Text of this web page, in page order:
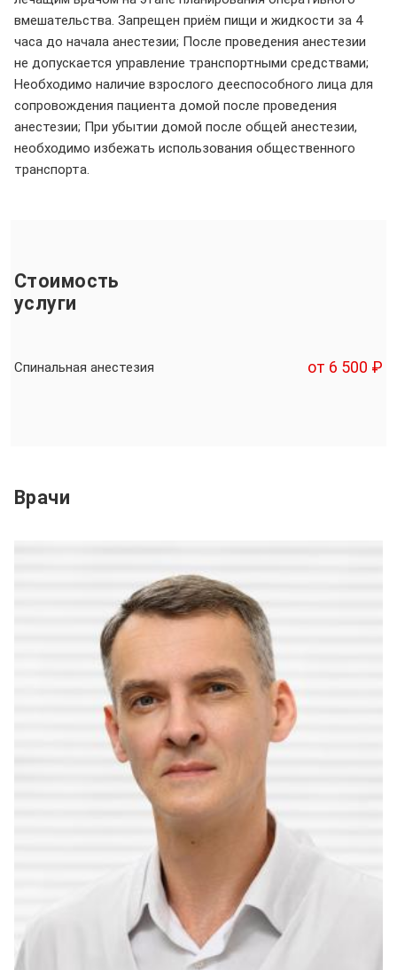
вмешательства. Запрещен приём пищи и жидкости за 4
часа до начала анестезии; После проведения анестезии
не допускается управление транспортными средствами;
Необходимо наличие взрослого дееспособного лица для
сопровождения пациента домой после проведения
анестезии; При убытии домой после общей анестезии,
необходимо избежать использования общественного
транспорта.
Стоимость
услуги
Спинальная анестезия от 6 500 ₽
Врачи